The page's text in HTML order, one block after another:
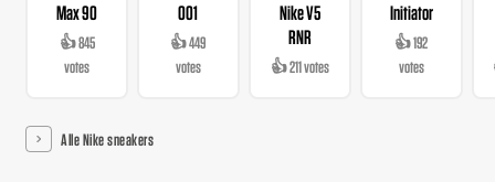
Max 90
👍 845
votes
001
👍 449
votes
Nike V5
RNR
👍 211 votes
Initiator
👍 192
votes
Alle Nike sneakers